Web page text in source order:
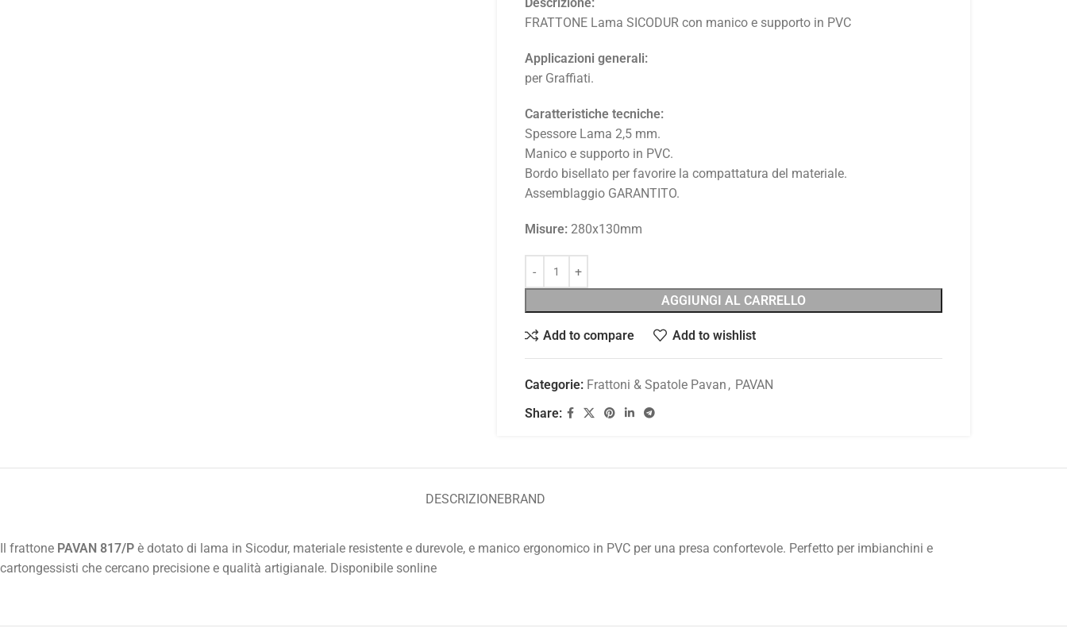
FRATTONE Lama SICODUR con manico e supporto in PVC
Applicazioni generali:
per Graffiati.
Caratteristiche tecniche:
Spessore Lama 2,5 mm.
Manico e supporto in PVC.
Bordo bisellato per favorire la compattatura del materiale.
Assemblaggio GARANTITO.
Misure:280x130mm
AGGIUNGI AL CARRELLO
Add to compare Add to wishlist
Categorie: Frattoni & Spatole Pavan , PAVAN
Share:
DESCRIZIONEBRAND
Il frattone PAVAN 817/P è dotato di lama in Sicodur, materiale resistente e durevole, e manico ergonomico in PVC per una presa confortevole. Perfetto per imbianchini e
cartongessisti che cercano precisione e qualità artigianale. Disponibile sonline